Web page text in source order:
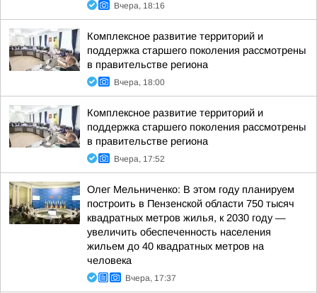
Вчера, 18:16
Комплексное развитие территорий и
поддержка старшего поколения рассмотрены
в правительстве региона
Вчера, 18:00
Комплексное развитие территорий и
поддержка старшего поколения рассмотрены
в правительстве региона
Вчера, 17:52
Олег Мельниченко: В этом году планируем
построить в Пензенской области 750 тысяч
квадратных метров жилья, к 2030 году —
увеличить обеспеченность населения
жильем до 40 квадратных метров на
человека
Вчера, 17:37